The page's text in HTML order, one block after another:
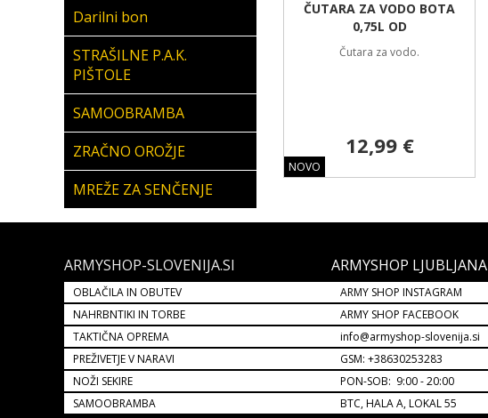
Darilni bon
STRAŠILNE P.A.K.
PIŠTOLE
SAMOOBRAMBA
ZRAČNO OROŽJE
MREŽE ZA SENČENJE
NOVO
ČUTARA ZA VODO BOTA
0,75L OD
Čutara za vodo.
12,99 €
ARMYSHOP-SLOVENIJA.SI
OBLAČILA IN OBUTEV
NAHRBNTIKI IN TORBE
TAKTIČNA OPREMA
PREŽIVETJE V NARAVI
NOŽI SEKIRE
SAMOOBRAMBA
ARMYSHOP LJUBLJANA
ARMY SHOP INSTAGRAM
ARMY SHOP FACEBOOK
info@armyshop-slovenija.si
GSM: +38630253283
PON-SOB: 9:00 - 20:00
BTC, HALA A, LOKAL 55